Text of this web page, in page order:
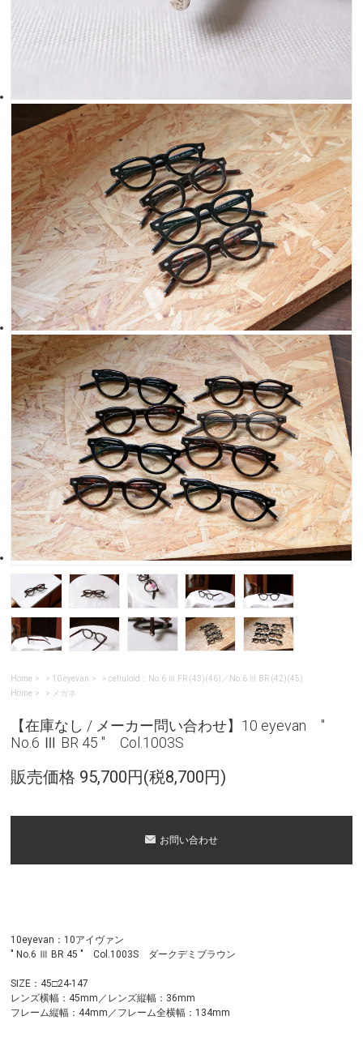
Home > 10 eyevan >celluloid：No.6 Ⅲ FR (43)(46)／No.6 Ⅲ BR (42)(45)
Home
> メガネ
【在庫なし / メーカー問い合わせ】10 eyevan "
No.6 Ⅲ BR 45 " Col.1003S
販売価格 95,700円(税8,700円)
お問い合わせ
10eyevan：10アイヴァン
" No.6 Ⅲ BR 45 " Col.1003S ダークデミブラウン
SIZE：45□24-147
レンズ横幅：45mm／レンズ縦幅：36mm
フレーム縦幅：44mm／フレーム全横幅：134mm